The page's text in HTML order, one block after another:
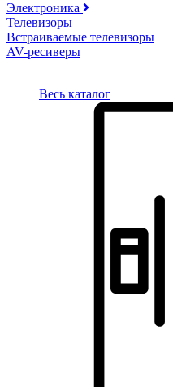
Электроника
Телевизоры
Встраиваемые телевизоры
AV-ресиверы
Весь каталог